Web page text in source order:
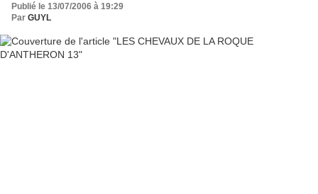
Publié le 13/07/2006 à 19:29
Par GUYL